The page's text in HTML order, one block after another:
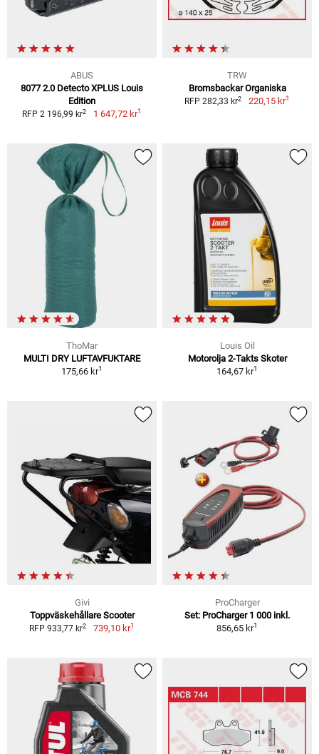
ABUS
8077 2.0 Detecto XPLUS Louis
Edition
RFP 2 196,99 kr2 1 647,72 kr1
TRW
Bromsbackar Organiska
RFP 282,33 kr2 220,15 kr1
ThoMar
MULTI DRY LUFTAVFUKTARE
175,66 kr1
Louis Oil
Motorolja 2-Takts Skoter
164,67 kr1
Givi
Toppväskehållare Scooter
RFP 933,77 kr2 739,10 kr1
ProCharger
Set: ProCharger 1 000 inkl.
856,65 kr1